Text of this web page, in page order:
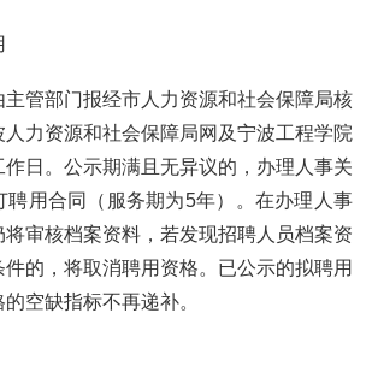
管部门报经市人力资源和社会保障局核
力资源和社会保障局网及宁波工程学院
作日。公示期满且无异议的，办理人事关
聘用合同（服务期为5年）。在办理人事
审核档案资料，若发现招聘人员档案资
的，将取消聘用资格。已公示的拟聘用
空缺指标不再递补。